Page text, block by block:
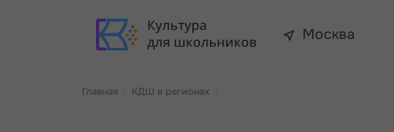
Москва
Главная КДШ в регионах